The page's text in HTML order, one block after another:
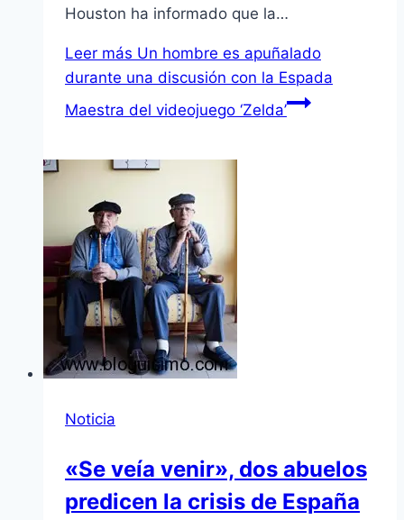
Houston ha informado que la…
Leer más Un hombre es apuñalado
durante una discusión con la Espada
Maestra del videojuego ‘Zelda’
Noticia
«Se veí­a venir», dos abuelos
predicen la crisis de España